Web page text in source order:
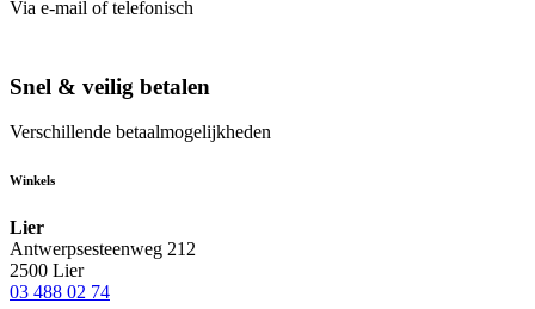
Via e-mail of telefonisch
Snel & veilig betalen
Verschillende betaalmogelijkheden
Winkels
Lier
Antwerpsesteenweg 212
2500 Lier
03 488 02 74